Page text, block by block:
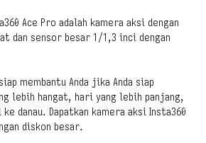
Ace Pro adalah kamera aksi dengan
dan sensor besar 1/1,3 inci dengan
membantu Anda jika Anda siap
lebih hangat, hari yang lebih panjang,
danau. Dapatkan kamera aksi Insta360
diskon besar.